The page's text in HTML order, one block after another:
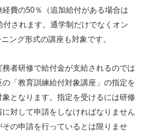
費の50％（追加給付がある場合は
付されます。通学制だけでなくオン
ング形式の講座も対象です。
者研修で給付金が支給されるのでは
「教育訓練給付対象講座」の指定を
となります。指定を受けるには研修
対して申請をしなければなりません
の申請を行っているとは限りませ